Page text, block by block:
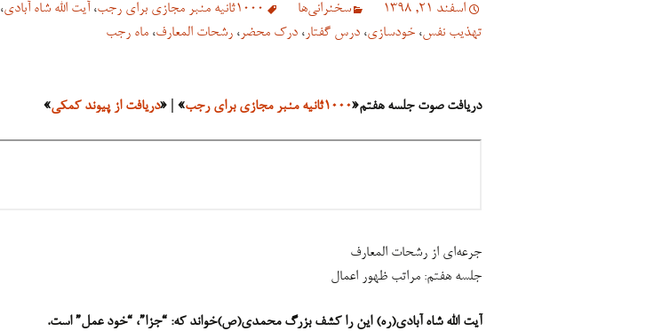
اسفند 21, 1398 سخنرانی‏‏‌ها ۱۰۰۰ثانیه منبر مجازی برای رجب ، آیت الله شاه آبادی،
تهذیب نفس، خودسازی، درس گفتار ، درک محضر ، رشحات المعارف، ماه رجب
دریافت صوت جلسه هفتم«۱۰۰۰ثانیه منبر مجازی برای رجب » | «دریافت از پیوند کمکی»
جرعه‌ای از رشحات المعارف
جلسه هفتم: مراتب ظهور اعمال
آیت الله شاه آبادی(ره) این را کشف بزرگ محمدی(ص)خواند که: “جزا”، “خود عمل” است.